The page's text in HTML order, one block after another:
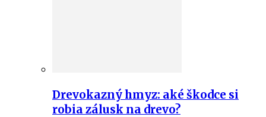
Drevokazný hmyz: aké škodce si
robia zálusk na drevo?